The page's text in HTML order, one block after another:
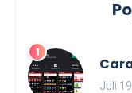
Juli